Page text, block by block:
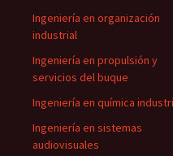
Ingeniería en organización
industrial
Ingeniería en propulsión y
servicios del buque
Ingeniería en química
Ingeniería en sistemas
audiovisuales